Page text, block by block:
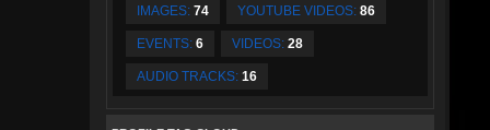
IMAGES: 74 YOUTUBE VIDEOS: 86
EVENTS: 6 VIDEOS: 28
AUDIO TRACKS: 16